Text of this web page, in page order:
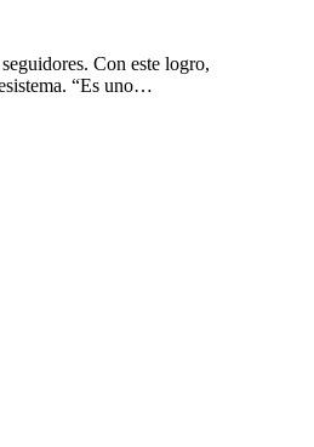
Con este logro,
“Es uno…